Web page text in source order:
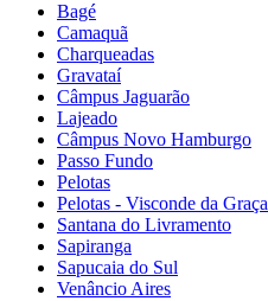
Bagé
Camaquã
Charqueadas
Gravataí
Câmpus Jaguarão
Lajeado
Câmpus Novo Hamburgo
Passo Fundo
Pelotas
Pelotas - Visconde da Graça
Santana do Livramento
Sapiranga
Sapucaia do Sul
Venâncio Aires